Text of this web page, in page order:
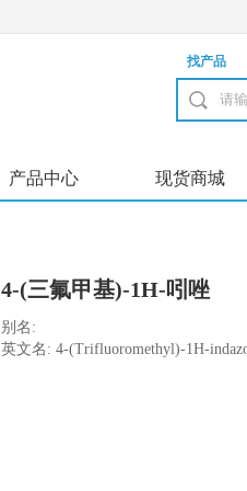
找产品
产品中心 现货商城
4-(三氟甲基)-1H-吲唑
别名:
英文名: 4-(Trifluoromethyl)-1H-